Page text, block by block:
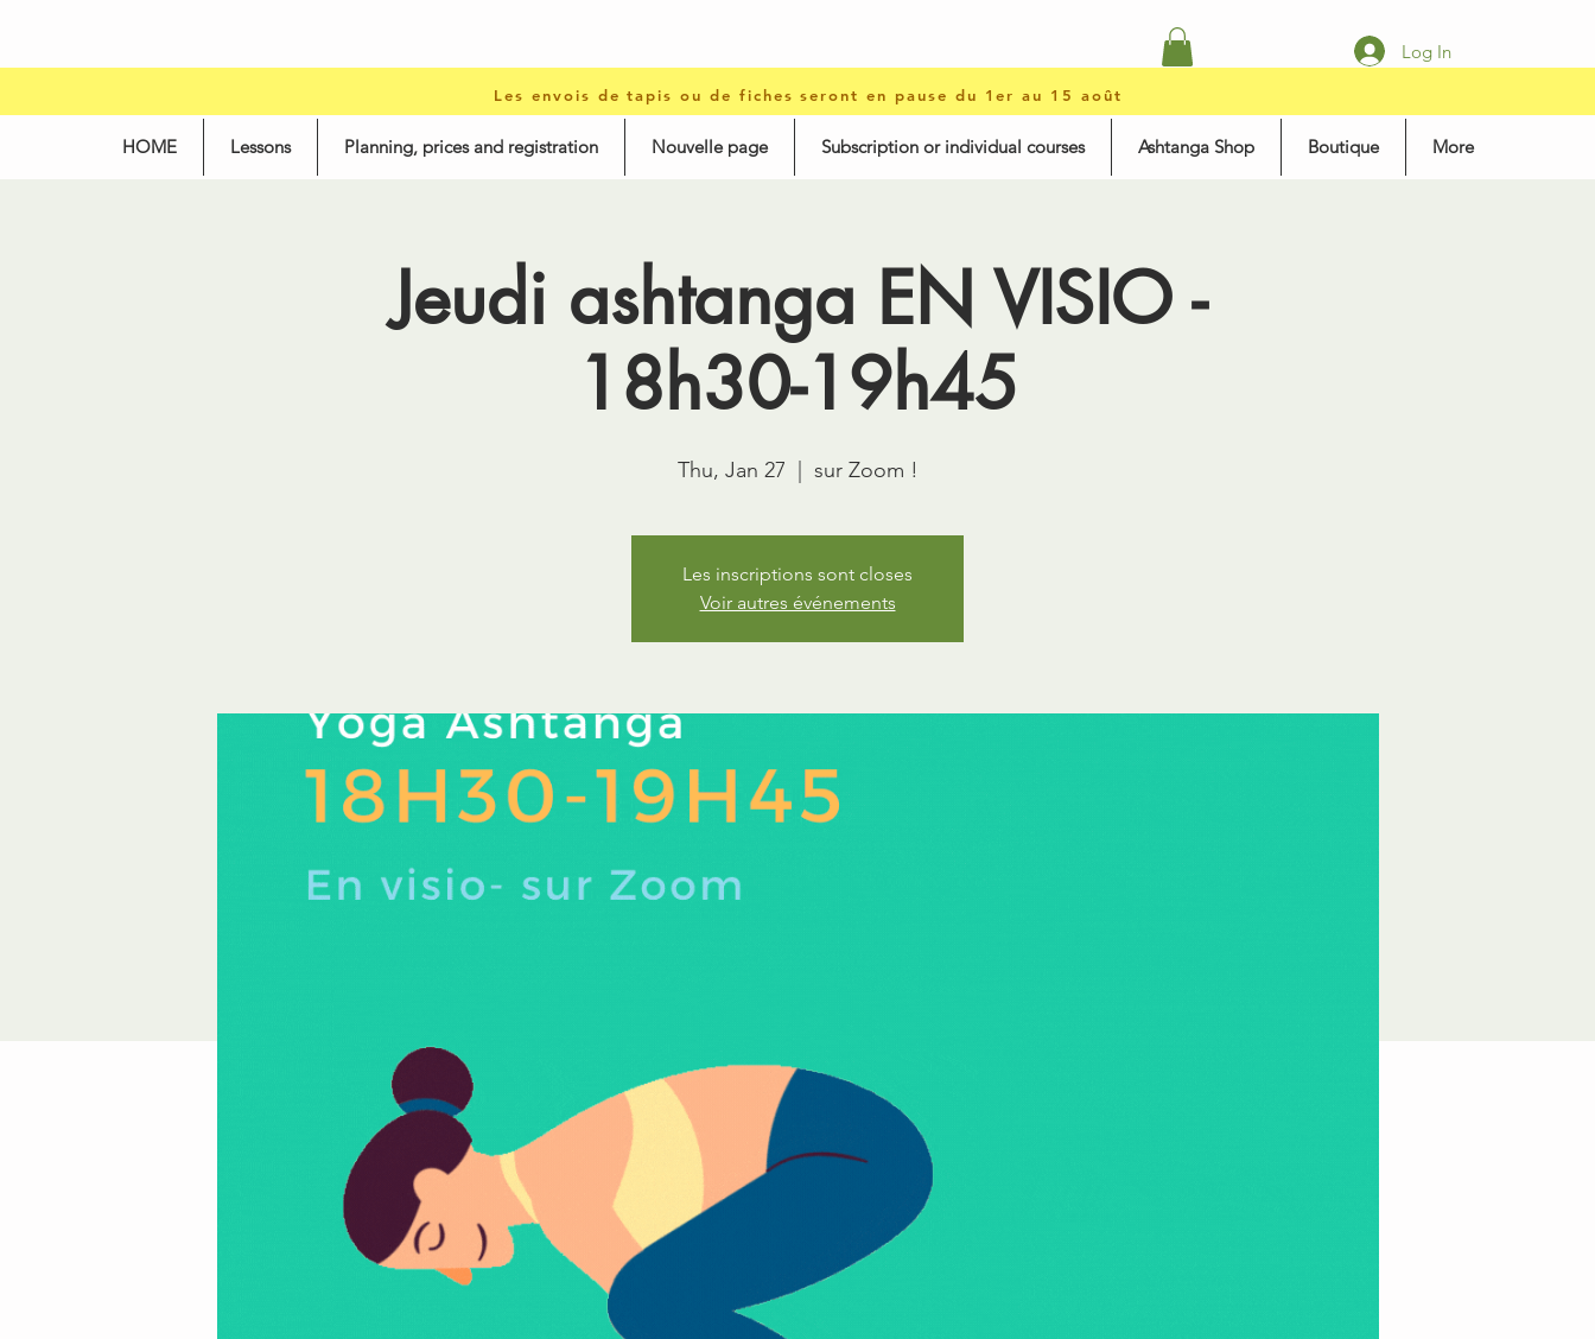
Log In
Les envois de tapis ou de fiches seront en pause du 1er au 15 août
HOME Lessons Planning, prices and registration Nouvelle page Subscription or individual courses Ashtanga Shop Boutique More
Jeudi ashtanga EN VISIO -
18h30-19h45
Thu, Jan 27 sur Zoom !
Les inscriptions sont closes
Voir autres événements